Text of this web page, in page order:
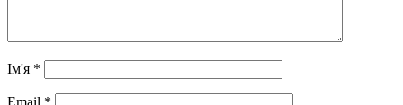
Ім'я *